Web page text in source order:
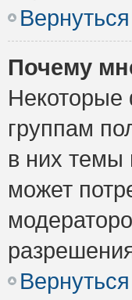
Почему
Некоторые
группам
в них темы
может